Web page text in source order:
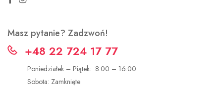
Masz pytanie? Zadzwoń!
+48 22 724 17 77
Poniedziałek – Piątek: 8:00 – 16:00
Sobota: Zamknięte